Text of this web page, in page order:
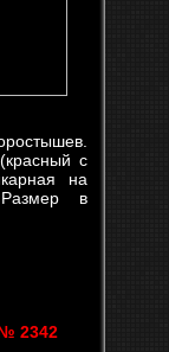
с
на
в
2342